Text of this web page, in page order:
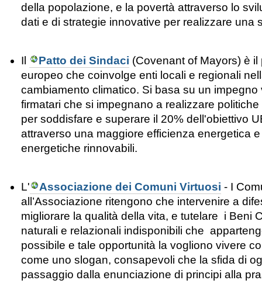
della popolazione, e la povertà attraverso lo
datie di strategie innovative per realizzare una
Il Patto dei Sindaci (Covenant of Mayors) è
europeo che coinvolge enti locali e regionali
cambiamento climatico. Si basa su un
firmatari che si impegnano a realizzare
per soddisfare e superare il 20% dell'obiettivo
attraverso una maggiore efficienza energetica
energetiche rinnovabili.
L' Associazione dei Comuni Virtuosi - I
all’Associazione ritengono che intervenire a
migliorare la qualità della vita, e tutelare i Beni
naturali e relazionali indisponibili che
possibile e tale opportunità la vogliono vivere
come uno slogan, consapevoli che la sfida di
passaggio dalla enunciazione di principi alla